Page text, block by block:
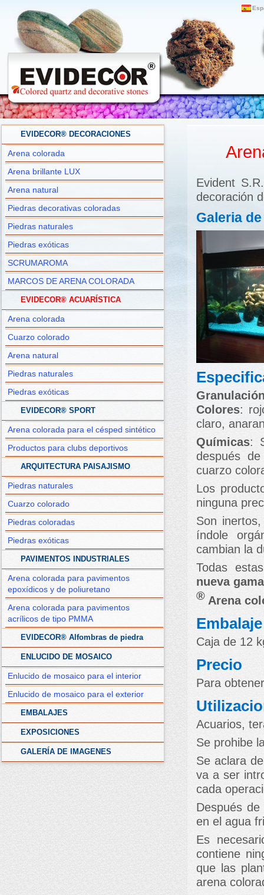
EVIDECOR® DECORACIONES
Arena colorada
Arena brillante LUX
Arena natural
Piedras decorativas coloradas
Piedras naturales
Piedras exóticas
SCRUMAROMA
MARCOS DE ARENA COLORADA
EVIDECOR® ACUARÍSTICA
Arena colorada
Cuarzo colorado
Arena natural
Piedras naturales
Piedras exóticas
EVIDECOR® SPORT
Arena colorada para el césped sintético
Productos para clubs deportivos
ARQUITECTURA PAISAJISMO
Piedras naturales
Cuarzo colorado
Piedras coloradas
Piedras exóticas
PAVIMENTOS INDUSTRIALES
Arena colorada para pavimentos
epoxídicos y de poliuretano
Arena colorada para pavimentos
acrílicos de tipo PMMA
EVIDECOR® Alfombras de piedra
ENLUCIDO DE MOSAICO
Enlucido de mosaico para el interior
Enlucido de mosaico para el exterior
EMBALAJES
EXPOSICIONES
GALERÍA DE IMAGENES
Evident
decoración
Galeria
Colores:
claro,
Químicas:
después
cuarzo
Los
ninguna
Son
índole
cambian la
Todas
nueva
® Arena
Embalaje
Caja de 12
Precio
Para
Acuarios,
Se prohibe
Se aclara
va a ser
cada
Después
en el agua
Es
contiene
que las
arena